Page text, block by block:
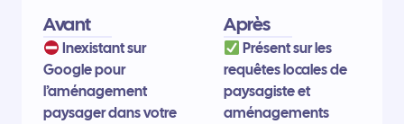
Avant
Inexistant sur
Google pour
l’aménagement
paysager dans votre
Après
Présent sur les
requêtes locales de
paysagiste et
aménagements